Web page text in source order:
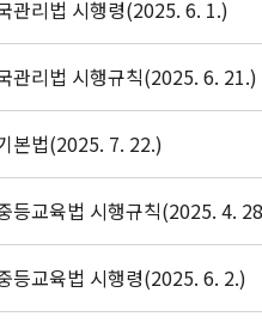
관리법 시행령(2025. 6. 1.)
관리법 시행규칙(2025. 6. 21.)
본법(2025. 7. 22.)
등교육법 시행규칙(2025. 4.
등교육법 시행령(2025. 6. 2.)